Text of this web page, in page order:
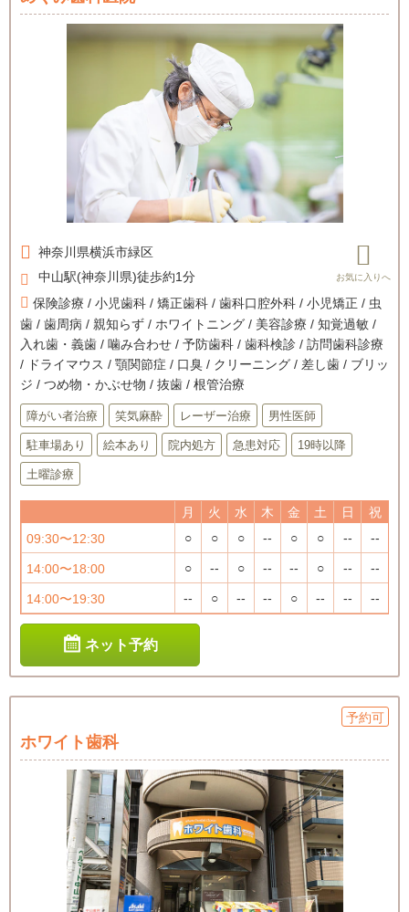
神奈川県横浜市緑区
中山駅(神奈川県)徒歩約1分
保険診療 / 小児歯科 / 矯正歯科 / 歯科口腔外科 / 小児矯正 / 虫
歯 / 歯周病 / 親知らず / ホワイトニング / 美容診療 / 知覚過敏 /
入れ歯・義歯 / 噛み合わせ / 予防歯科 / 歯科検診 / 訪問歯科診療
/ ドライマウス / 顎関節症 / 口臭 / クリーニング / 差し歯 / ブリッ
ジ / つめ物・かぶせ物 / 抜歯 / 根管治療
障がい者治療 笑気麻酔 レーザー治療 男性医師
駐車場あり 絵本あり 院内処方 急患対応 19時以降
土曜診療
月 火 水 木 金 土 日
祝
09:30〜12:30
○ ○ ○ -- ○ ○ -- --
14:00〜18:00 ○ -- ○ -- -- ○ -- --
14:00〜19:30 -- ○ -- -- ○ -- -- --
ネット予約
予約可
ホワイト歯科